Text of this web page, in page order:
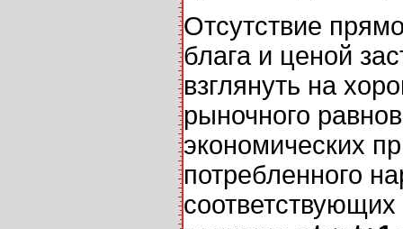
Отсутствие
блага и ценой
взглянуть на
рыночного
экономических
потребленного